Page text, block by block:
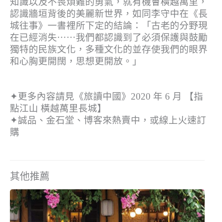
認識牆垣背後的美麗新世界，如同李守中在《長
城往事》一書裡所下定的結論：「古老的分野現
在已經消失⋯⋯我們都認識到了必須保護與鼓勵
獨特的民族文化，多種文化的並存使我們的眼界
和心胸更開闊，思想更開放。」
✦更多內容請見《旅讀中國》2020 年 6 月 【指
點江山 橫越萬里長城】
✦誠品、金石堂、博客來熱賣中，或線上火速訂
購
其他推薦